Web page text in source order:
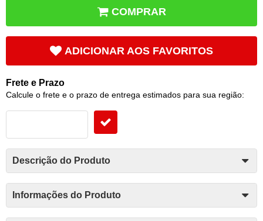
COMPRAR
ADICIONAR AOS FAVORITOS
Frete e Prazo
Calcule o frete e o prazo de entrega estimados para sua região:
Descrição do Produto
Informações do Produto